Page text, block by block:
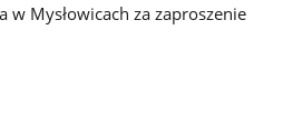
Mysłowicach za zaproszenie